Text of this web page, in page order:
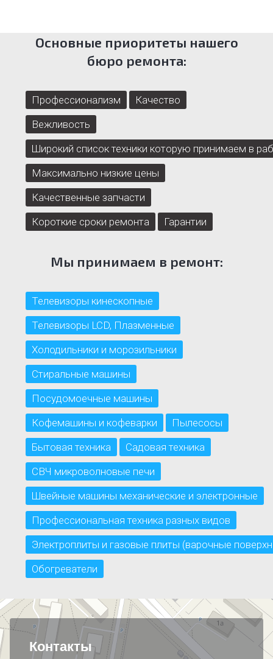
Основные приоритеты нашего
бюро ремонта:
Профессионализм
Качество
Вежливость
Широкий список техники которую принимаем в
Максимально низкие цены
Качественные запчасти
Короткие сроки ремонта
Гарантии
Мы принимаем в ремонт:
Телевизоры кинескопные
Телевизоры LCD, Плазменные
Холодильники и морозильники
Стиральные машины
Посудомоечные машины
Кофемашины и кофеварки
Пылесосы
Бытовая техника
Садовая техника
СВЧ микроволновые печи
Швейные машины механические и электронные
Профессиональная техника разных видов
Электроплиты и газовые плиты (варочные
Обогреватели
Контакты